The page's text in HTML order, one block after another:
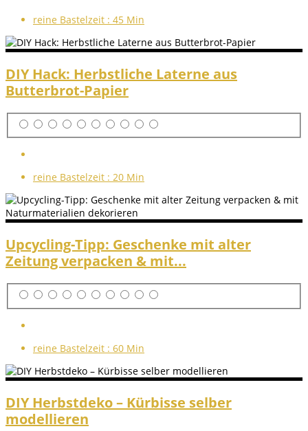
reine Bastelzeit : 45 Min
DIY Hack: Herbstliche Laterne aus
Butterbrot-Papier
reine Bastelzeit : 20 Min
Upcycling-Tipp: Geschenke mit alter
Zeitung verpacken & mit...
reine Bastelzeit : 60 Min
DIY Herbstdeko – Kürbisse selber
modellieren